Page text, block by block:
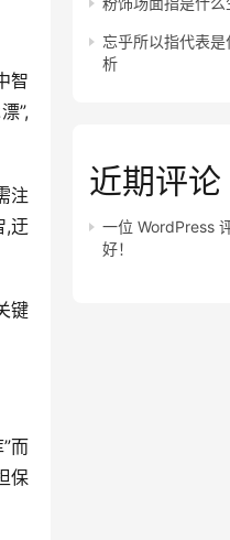
智
”,
注
,迂
键
而
保
忘乎所以指代表
析
近期评论
一位 WordPress
好！